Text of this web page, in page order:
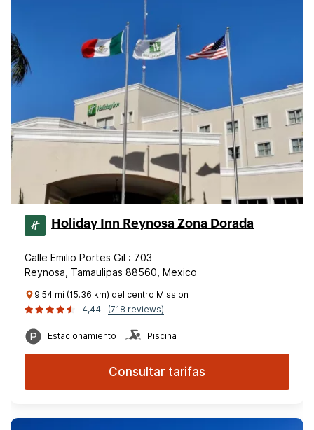
Holiday Inn Reynosa Zona Dorada
Calle Emilio Portes Gil : 703
Reynosa, Tamaulipas 88560, Mexico
9.54 mi (15.36 km) del centro Mission
4,44
(718 reviews)
Estacionamiento Piscina
Consultar tarifas